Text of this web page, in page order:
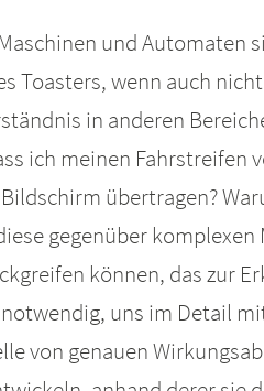
und Automaten
Toasters, wenn auch
in anderen
ich meinen Fahrstreifen
übertragen?
gegenüber
können, das zur
uns im Detail
von genauen